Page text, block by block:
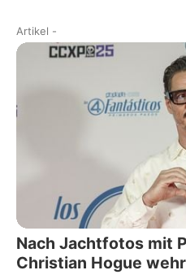
Artikel -
Nach Jachtfotos mit
Christian Hogue